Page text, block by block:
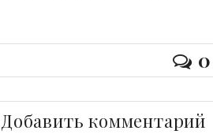
Добавить комментарий